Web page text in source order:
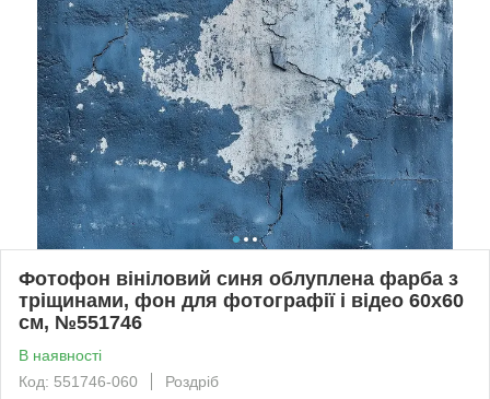
Фотофон вініловий синя облуплена фарба з
тріщинами, фон для фотографії і відео 60x60
см, №551746
В наявності
Код: 551746-060
Роздріб